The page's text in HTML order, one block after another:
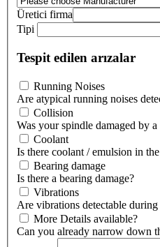
Üretici firma
Tipi
Tespit edilen arızalar
Running Noises
Are atypical running noises
Collision
Was your spindle damaged by
Coolant
Is there coolant / emulsion in
Bearing damage
Is there a bearing damage?
Vibrations
Are vibrations detectable
More Details available?
Can you already narrow down